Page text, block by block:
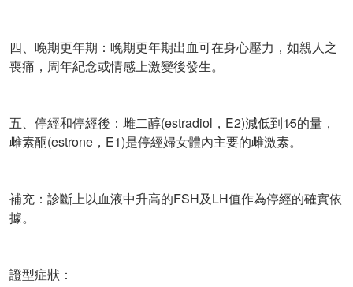
四、晚期更年期：晚期更年期出血可在身心壓力，如親人之
喪痛，周年紀念或情感上激變後發生。
五、停經和停經後：雌二醇(estradiol，E2)減低到1∕5的量，
雌素酮(estrone，E1)是停經婦女體內主要的雌激素。
補充：診斷上以血液中升高的FSH及LH值作為停經的確實依
據。
證型症狀：